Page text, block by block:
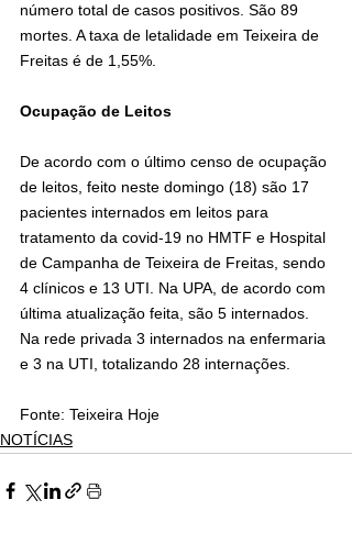
número total de casos positivos. São 89
mortes. A taxa de letalidade em Teixeira de
Freitas é de 1,55%.
Ocupação de Leitos
De acordo com o último censo de ocupação
de leitos, feito neste domingo (18) são 17
pacientes internados em leitos para
tratamento da covid-19 no HMTF e Hospital
de Campanha de Teixeira de Freitas, sendo
4 clínicos e 13 UTI. Na UPA, de acordo com
última atualização feita, são 5 internados.
Na rede privada 3 internados na enfermaria
e 3 na UTI, totalizando 28 internações.
Fonte: Teixeira Hoje
NOTÍCIAS